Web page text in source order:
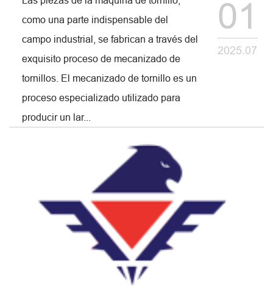
como una parte indispensable del
campo industrial, se fabrican a través del
exquisito proceso de mecanizado de
tornillos. El mecanizado de tornillo es un
proceso especializado utilizado para
producir un lar...
01
2025.07